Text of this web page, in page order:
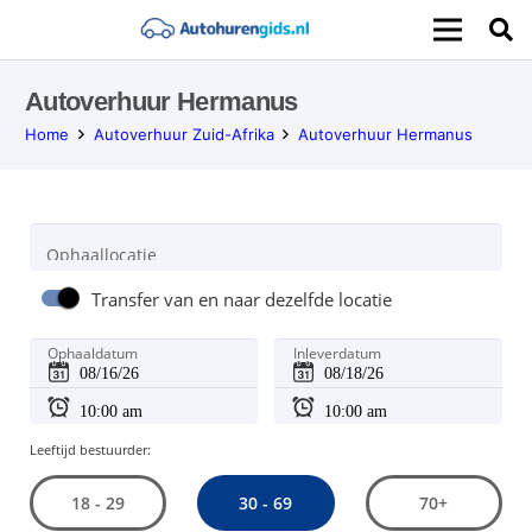
Autoverhuur Hermanus
Home Autoverhuur Zuid-Afrika Autoverhuur Hermanus
Ophaallocatie
Transfer van en naar dezelfde locatie
Ophaaldatum Inleverdatum
Leeftijd bestuurder:
18 - 29 30 - 69 70+